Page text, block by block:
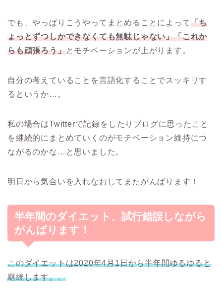
でも、やっぱりこうやってまとめることによって「ち
ょっとずつしかできなくても無駄じゃない」「これか
らも頑張ろう」とモチベーションが上がります。
自分の考えていることを言語化することでスッキリす
るというか…。
私の場合はTwitterで記録をしたりブログに思ったこと
を継続的にまとめていくのがモチベーション維持につ
ながるのかな…と思いました。
明日から気合いを入れなおしてまたがんばります！
半年間のダイエット、試行錯誤しながら
がんばります！
このダイエットは2020年4月1日から半年間ゆるゆると
継続します。、